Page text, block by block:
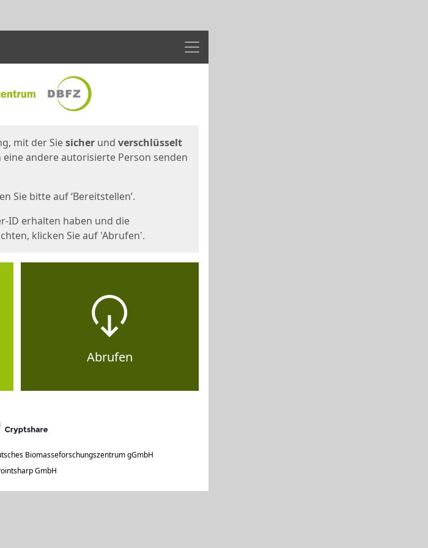
Menü
mit der Siesicher und verschlüsselt
andere autorisierte Person senden
Sie bitte auf ‘Bereitstellen’.
ID erhalten haben und die
klicken Sie auf 'Abrufen'.
Abrufen
Biomasseforschungszentrum gGmbH
GmbH